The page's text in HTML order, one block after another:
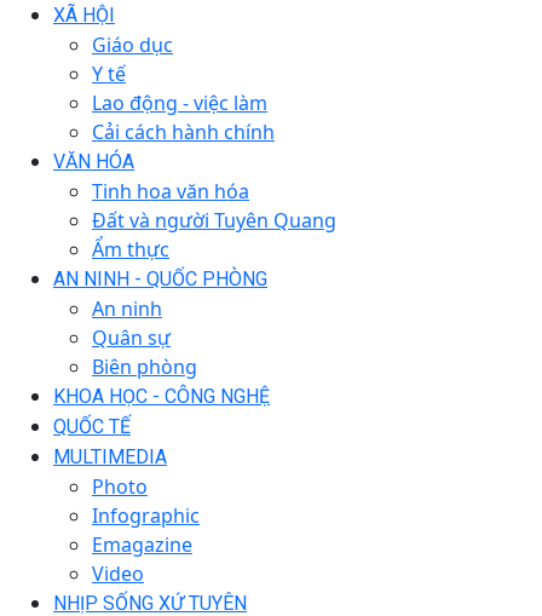
XÃ HỘI
Giáo dục
Y tế
Lao động - việc làm
Cải cách hành chính
VĂN HÓA
Tinh hoa văn hóa
Đất và người Tuyên Quang
Ẩm thực
AN NINH - QUỐC PHÒNG
An ninh
Quân sự
Biên phòng
KHOA HỌC - CÔNG NGHỆ
QUỐC TẾ
MULTIMEDIA
Photo
Infographic
Emagazine
Video
NHỊP SỐNG XỨ TUYÊN